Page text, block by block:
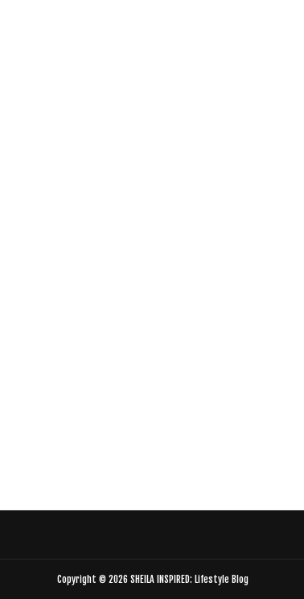
Copyright © 2026 SHEILA INSPIRED: Lifestyle Blog